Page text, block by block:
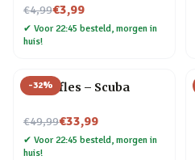
€4,99
Nu voor€3,99
✔ Voor 22:45 besteld, morgen in
huis!
-32%
Waterfles – Scuba
€49,99
Nu voor€33,99
✔ Voor 22:45 besteld, morgen in
huis!